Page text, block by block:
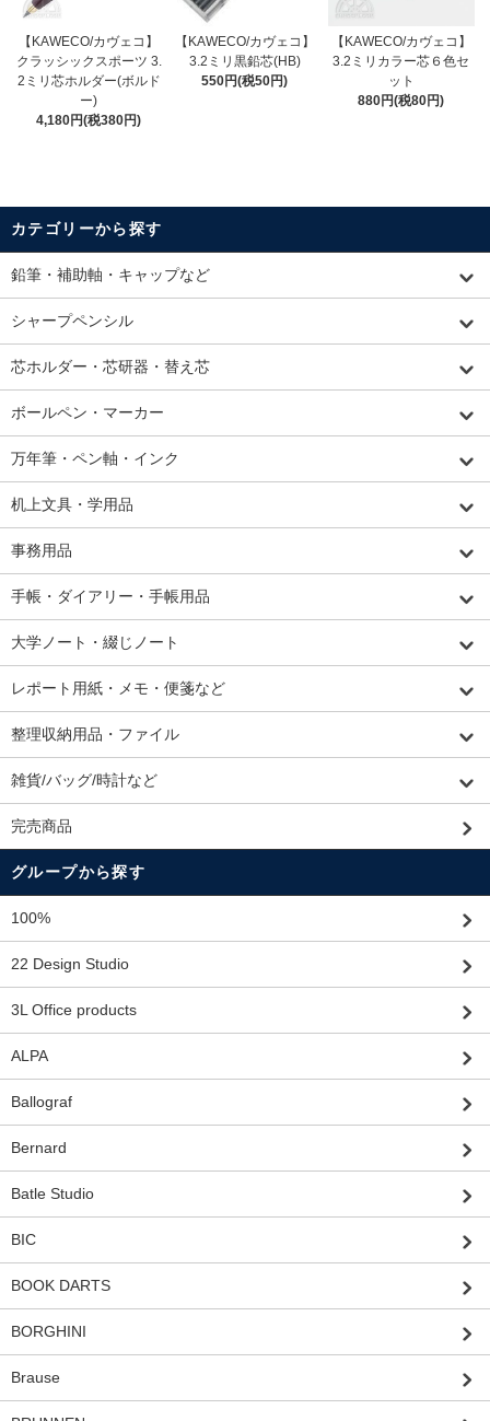
【KAWECO/カヴェコ】
クラッシックスポーツ 3.
2ミリ芯ホルダー(ボルド
ー)
4,180円(税380円)
【KAWECO/カヴェコ】
3.2ミリ黒鉛芯(HB)
550円(税50円)
【KAWECO/カヴェコ】
3.2ミリカラー芯６色セ
ット
880円(税80円)
カテゴリーから探す
鉛筆・補助軸・キャップなど
シャープペンシル
芯ホルダー・芯研器・替え芯
ボールペン・マーカー
万年筆・ペン軸・インク
机上文具・学用品
事務用品
手帳・ダイアリー・手帳用品
大学ノート・綴じノート
レポート用紙・メモ・便箋など
整理収納用品・ファイル
雑貨/バッグ/時計など
完売商品
グループから探す
100%
22 Design Studio
3L Office products
ALPA
Ballograf
Bernard
Batle Studio
BIC
BOOK DARTS
BORGHINI
Brause